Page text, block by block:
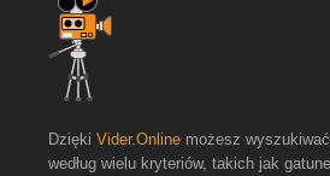
Dzięki Vider.Online możesz
według wielu kryteriów, takich jak